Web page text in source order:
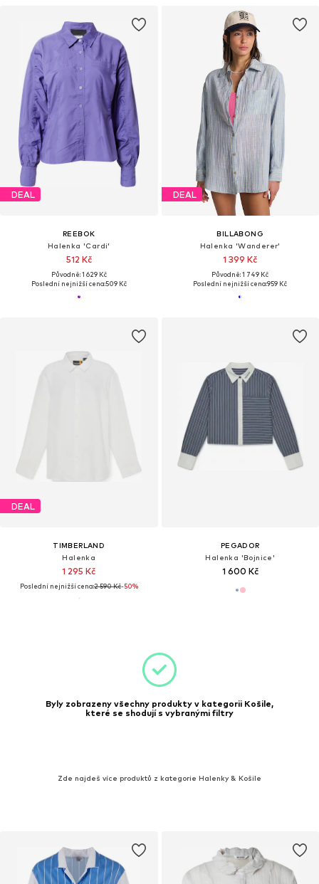
DEAL
REEBOK
Halenka 'Cardi'
512 Kč
Původně: 1 629 Kč
Poslední nejnižší cena:509 Kč
DEAL
BILLABONG
Halenka 'Wanderer'
1 399 Kč
Původně: 1 749 Kč
Poslední nejnižší cena:959 Kč
DEAL
TIMBERLAND
Halenka
1 295 Kč
Poslední nejnižší cena:2 590 Kč-50%
PEGADOR
Halenka 'Bojnice'
1 600 Kč
Byly zobrazeny všechny produkty v kategorii Košile,
které se shodují s vybranými filtry
Zde najdeš více produktů z kategorie Halenky & Košile